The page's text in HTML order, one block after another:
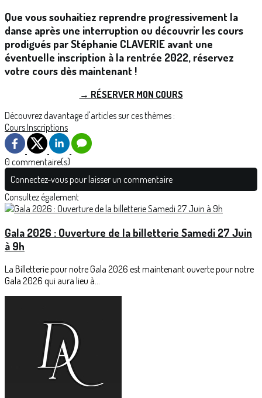
Que vous souhaitiez reprendre progressivement la
danse après une interruption ou découvrir les cours
prodigués par Stéphanie CLAVERIE avant une
éventuelle inscription à la rentrée 2022, réservez
votre cours dès maintenant !
→ RÉSERVER MON COURS
Découvrez davantage d'articles sur ces thèmes :
CoursInscriptions
0 commentaire(s)
Connectez-vous pour laisser un commentaire
Consultez également
Gala 2026 : Ouverture de la billetterie Samedi 27 Juin
à 9h
La Billetterie pour notre Gala 2026 est maintenant ouverte pour notre
Gala 2026 qui aura lieu à...